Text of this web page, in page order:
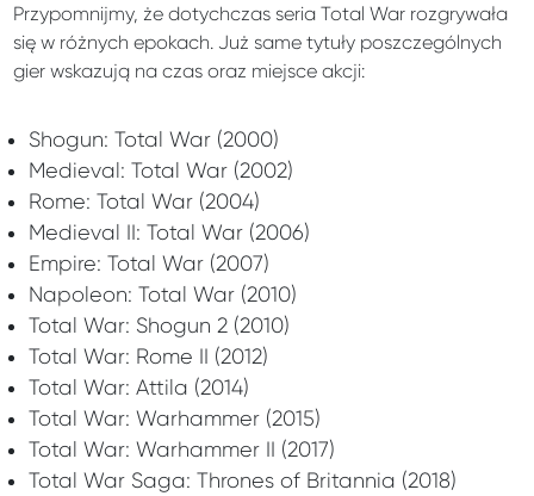
Przypomnijmy, że dotychczas seria Total War rozgrywała
się w różnych epokach. Już same tytuły poszczególnych
gier wskazują na czas oraz miejsce akcji:
Shogun: Total War (2000)
Medieval: Total War (2002)
Rome: Total War (2004)
Medieval II: Total War (2006)
Empire: Total War (2007)
Napoleon: Total War (2010)
Total War: Shogun 2 (2010)
Total War: Rome II (2012)
Total War: Attila (2014)
Total War: Warhammer (2015)
Total War: Warhammer II (2017)
Total War Saga: Thrones of Britannia (2018)